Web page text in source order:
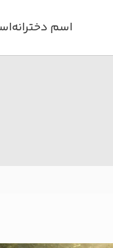
اسم دخترانه